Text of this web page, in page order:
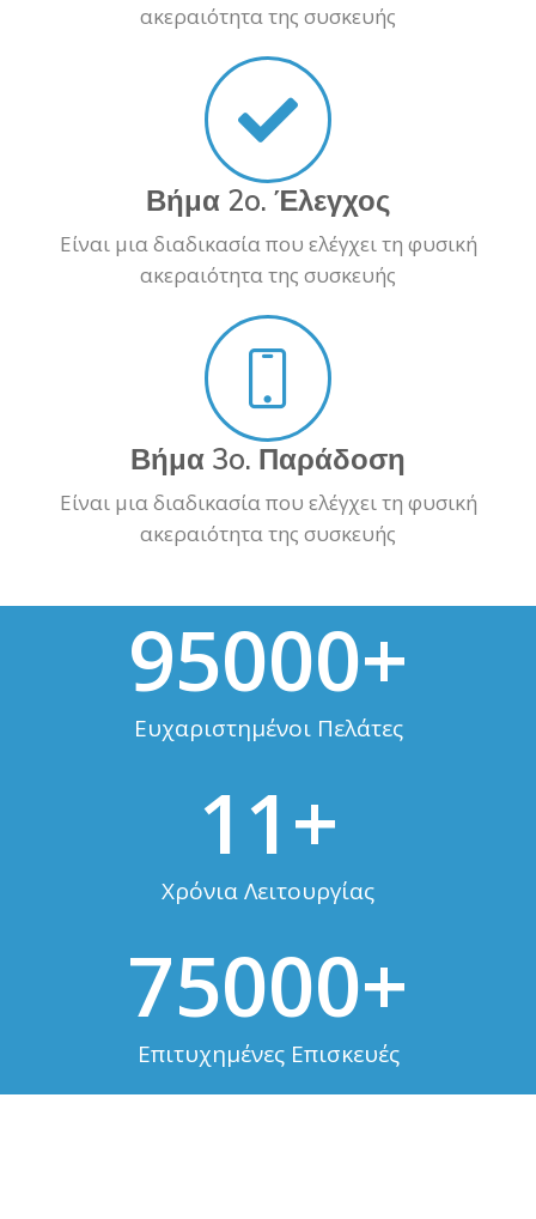
ακεραιότητα της συσκευής
Βήμα 2o. Έλεγχος
Είναι μια διαδικασία που ελέγχει τη φυσική
ακεραιότητα της συσκευής
Βήμα 3o. Παράδοση
Είναι μια διαδικασία που ελέγχει τη φυσική
ακεραιότητα της συσκευής
Ευχαριστημένοι Πελάτες
95000+
Χρόνια Λειτουργίας
11+
Επιτυχημένες Επισκευές
75000+